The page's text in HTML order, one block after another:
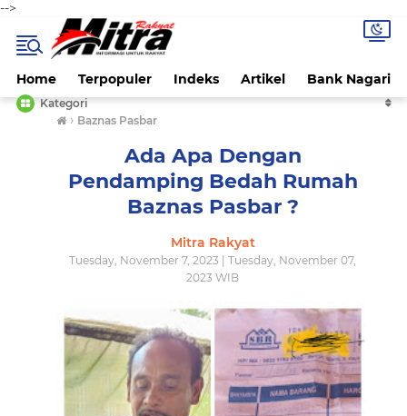
-->
Home Terpopuler Indeks Artikel Bank Nagari
Kategori
› Baznas Pasbar
Ada Apa Dengan
Pendamping Bedah Rumah
Baznas Pasbar ?
Mitra Rakyat
Tuesday, November 7, 2023 | Tuesday, November 07,
2023 WIB